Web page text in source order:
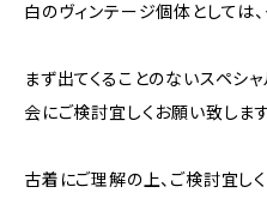
白のヴィンテージ個体としては、
まず出てくることのないスペシ
会にご検討宜しくお願い致します
古着にご理解の上、ご検討宜し